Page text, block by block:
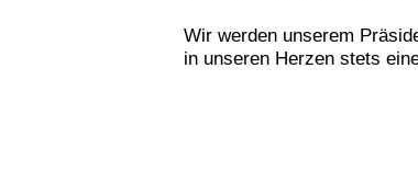
Wir werden unserem
in unseren Herzen stets